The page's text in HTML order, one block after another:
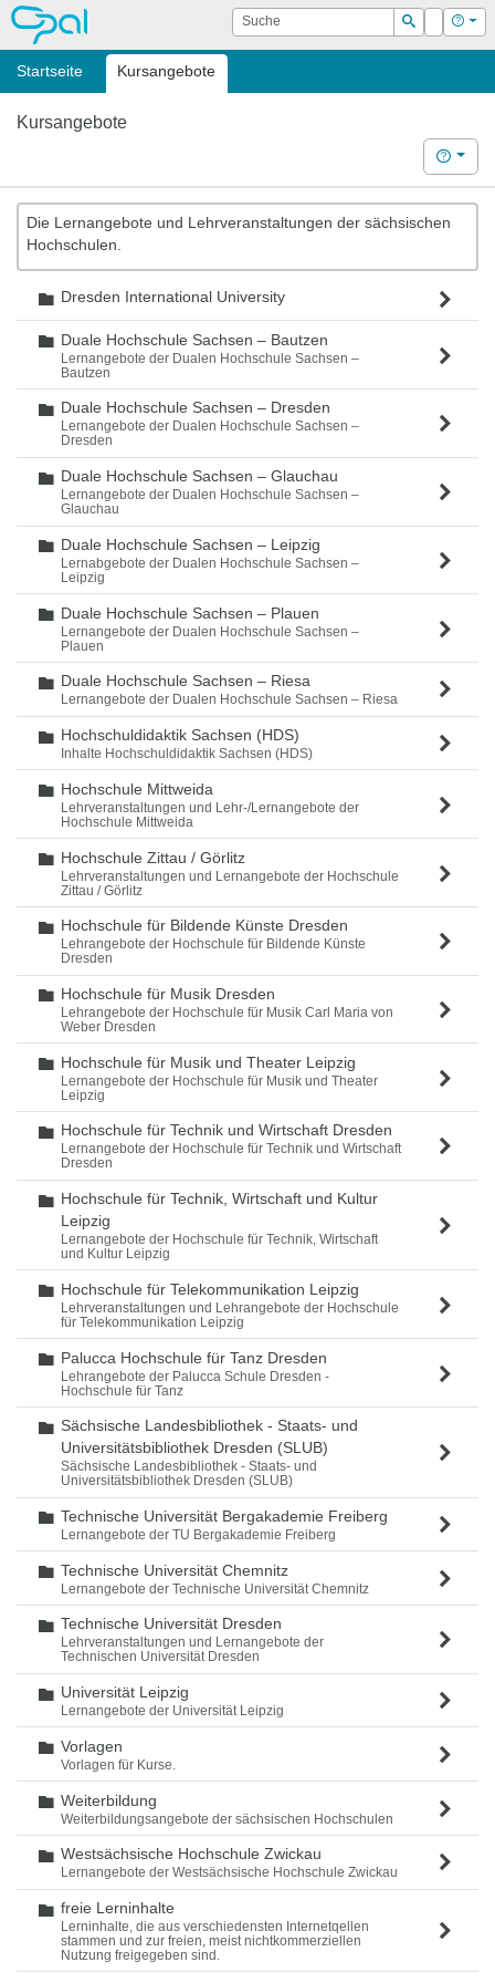
OPAL Suche
Suchen
Login Hilfe
Startseite Kursangebote
Kursangebote
Hilfe
Die Lernangebote und Lehrveranstaltungen der sächsischen
Hochschulen.
Ordner
Dresden International University
Ordner
Duale Hochschule Sachsen – Bautzen
Lernangebote der Dualen Hochschule Sachsen –
Bautzen
Ordner
Duale Hochschule Sachsen – Dresden
Lernangebote der Dualen Hochschule Sachsen –
Dresden
Ordner
Duale Hochschule Sachsen – Glauchau
Lernangebote der Dualen Hochschule Sachsen –
Glauchau
Ordner
Duale Hochschule Sachsen – Leipzig
Lernabgebote der Dualen Hochschule Sachsen –
Leipzig
Ordner
Duale Hochschule Sachsen – Plauen
Lernangebote der Dualen Hochschule Sachsen –
Plauen
Ordner
Duale Hochschule Sachsen – Riesa
Lernangebote der Dualen Hochschule Sachsen – Riesa
Ordner
Hochschuldidaktik Sachsen (HDS)
Inhalte Hochschuldidaktik Sachsen (HDS)
Ordner
Hochschule Mittweida
Lehrveranstaltungen und Lehr-/Lernangebote der
Hochschule Mittweida
Ordner
Hochschule Zittau / Görlitz
Lehrveranstaltungen und Lernangebote der Hochschule
Zittau / Görlitz
Ordner
Hochschule für Bildende Künste Dresden
Lehrangebote der Hochschule für Bildende Künste
Dresden
Ordner
Hochschule für Musik Dresden
Lehrangebote der Hochschule für Musik Carl Maria von
Weber Dresden
Ordner
Hochschule für Musik und Theater Leipzig
Lernangebote der Hochschule für Musik und Theater
Leipzig
Ordner
Hochschule für Technik und Wirtschaft Dresden
Lernangebote der Hochschule für Technik und Wirtschaft
Dresden
Ordner
Hochschule für Technik, Wirtschaft und Kultur
Leipzig
Lernangebote der Hochschule für Technik, Wirtschaft
und Kultur Leipzig
Ordner
Hochschule für Telekommunikation Leipzig
Lehrveranstaltungen und Lehrangebote der Hochschule
für Telekommunikation Leipzig
Ordner
Palucca Hochschule für Tanz Dresden
Lehrangebote der Palucca Schule Dresden -
Hochschule für Tanz
Ordner
Sächsische Landesbibliothek - Staats- und
Universitätsbibliothek Dresden (SLUB)
Sächsische Landesbibliothek - Staats- und
Universitätsbibliothek Dresden (SLUB)
Ordner
Technische Universität Bergakademie Freiberg
Lernangebote der TU Bergakademie Freiberg
Ordner
Technische Universität Chemnitz
Lernangebote der Technische Universität Chemnitz
Ordner
Technische Universität Dresden
Lehrveranstaltungen und Lernangebote der
Technischen Universität Dresden
Ordner
Universität Leipzig
Lernangebote der Universität Leipzig
Ordner
Vorlagen
Vorlagen für Kurse.
Ordner
Weiterbildung
Weiterbildungsangebote der sächsischen Hochschulen
Ordner
Westsächsische Hochschule Zwickau
Lernangebote der Westsächsische Hochschule Zwickau
Ordner
freie Lerninhalte
Lerninhalte, die aus verschiedensten Internetqellen
stammen und zur freien, meist nichtkommerziellen
Nutzung freigegeben sind.